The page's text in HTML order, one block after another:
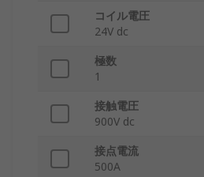
コイル電圧
24V dc
極数
1
接触電圧
900V dc
接点電流
500A